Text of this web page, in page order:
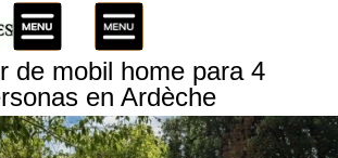
de mobil home para 4
en Ardèche